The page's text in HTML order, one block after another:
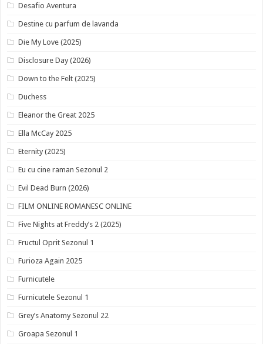
Desafio Aventura
Destine cu parfum de lavanda
Die My Love (2025)
Disclosure Day (2026)
Down to the Felt (2025)
Duchess
Eleanor the Great 2025
Ella McCay 2025
Eternity (2025)
Eu cu cine raman Sezonul 2
Evil Dead Burn (2026)
FILM ONLINE ROMANESC ONLINE
Five Nights at Freddy’s 2 (2025)
Fructul Oprit Sezonul 1
Furioza Again 2025
Furnicutele
Furnicutele Sezonul 1
Grey’s Anatomy Sezonul 22
Groapa Sezonul 1